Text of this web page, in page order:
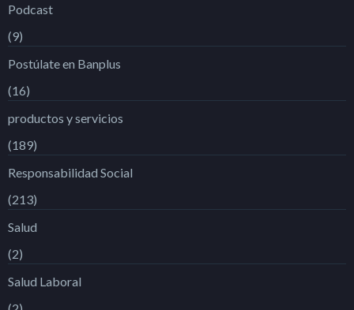
Podcast
(9)
Postúlate en Banplus
(16)
productos y servicios
(189)
Responsabilidad Social
(213)
Salud
(2)
Salud Laboral